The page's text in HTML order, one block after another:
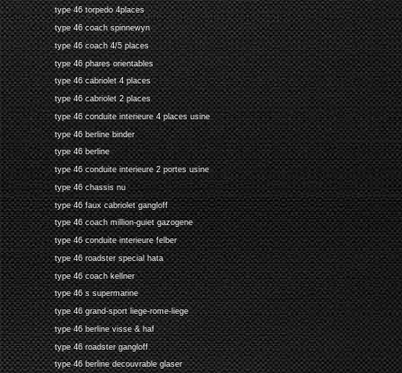
type 46 torpedo 4places
type 46 coach spinnewyn
type 46 coach 4/5 places
type 46 phares orientables
type 46 cabriolet 4 places
type 46 cabriolet 2 places
type 46 conduite interieure 4 places usine
type 46 berline binder
type 46 berline
type 46 conduite interieure 2 portes usine
type 46 chassis nu
type 46 faux cabriolet gangloff
type 46 coach million-guiet gazogene
type 46 conduite interieure felber
type 46 roadster special hata
type 46 coach kellner
type 46 s supermarine
type 46 grand-sport liege-rome-liege
type 46 berline visse & haf
type 46 roadster gangloff
type 46 berline decouvrable glaser